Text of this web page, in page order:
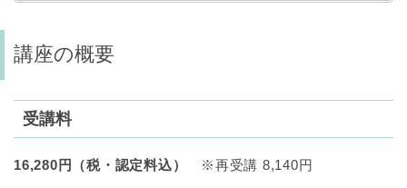
講座の概要
受講料
16,280円（税・認定料込） ※再受講 8,140円